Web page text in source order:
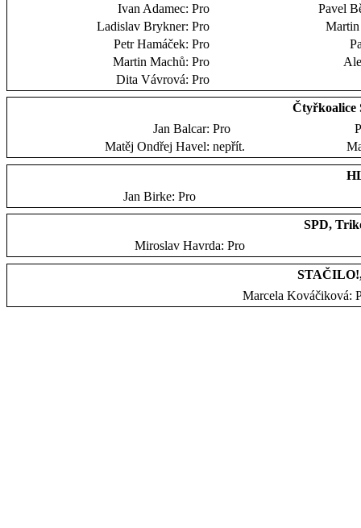
Ivan Adamec: Pro
Pavel
Ladislav Brykner: Pro
Petr Hamáček: Pro
Martin Machů: Pro
Dita Vávrová: Pro
Čtyřkoalice
Jan Balcar: Pro
Matěj Ondřej Havel: nepřít.
Jan Birke: Pro
SPD,
Miroslav Havrda: Pro
Marcela Kováčiková: